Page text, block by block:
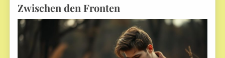
Zwischen den Fronten